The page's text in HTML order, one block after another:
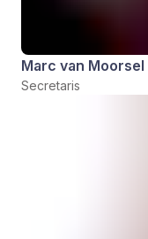
Marc van Moorsel
Secretaris